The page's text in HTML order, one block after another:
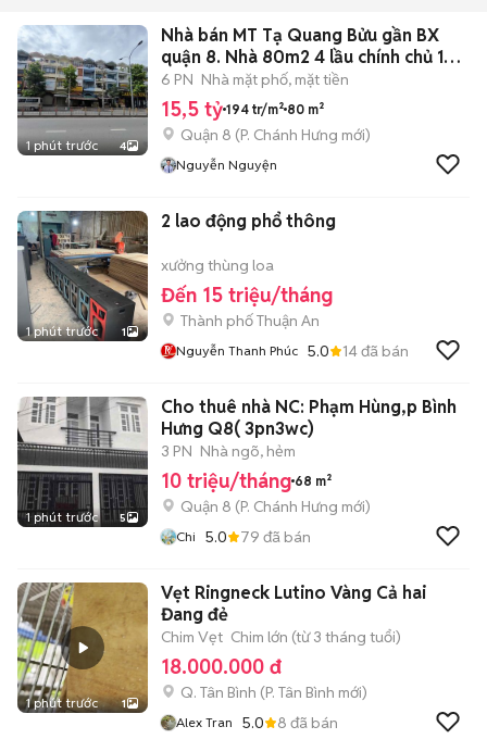
1 phút trước 4
Nhà bán MT Tạ Quang Bửu gần BX
quận 8. Nhà 80m2 4 lầu chính chủ 1
đời
6 PN Nhà mặt phố, mặt tiền
15,5 tỷ 194 tr/m² 80 m²
Quận 8 (P. Chánh Hưng mới)
Nguyễn Nguyện
1 phút trước 1
2 lao động phổ thông
xưởng thùng loa
Đến 15 triệu/tháng
Thành phố Thuận An
Nguyễn Thanh Phúc 5.0 14đã bán
1 phút trước 5
Cho thuê nhà NC: Phạm Hùng,p Bình
Hưng Q8( 3pn3wc)
3 PN Nhà ngõ, hẻm
10 triệu/tháng 68 m²
Quận 8 (P. Chánh Hưng mới)
Chi 5.0 79 đã bán
1 phút trước 1
Vẹt Ringneck Lutino Vàng Cả hai
Đang đẻ
Chim Vẹt Chim lớn (từ 3 tháng tuổi)
18.000.000 đ
Q. Tân Bình (P. Tân Bình mới)
Alex Tran 5.0 8 đã bán